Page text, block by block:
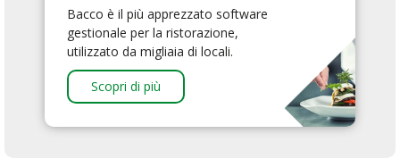
Bacco è il più apprezzato software
gestionale per la ristorazione,
utilizzato da migliaia di locali.
Scopri di più